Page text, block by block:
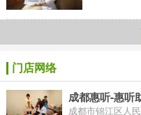
门店网络
成都惠听-惠听
成都市锦江区人